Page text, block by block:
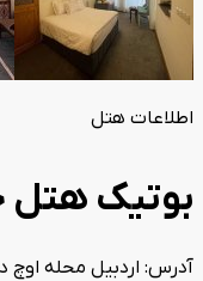
اطلاعات هتل
بوتیک هتل
آدرس: اردبیل محله اوچ